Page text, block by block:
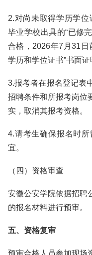
2.对尚未取得学历学
毕业学校出具的“已修
合格，2026年7月31
学历和学位证书”书面证
3.报考者在报名登记表
招聘条件和所报考岗位
实，取消其报考资格。
4.请考生确保报名时
宜。
（四）资格审查
安徽公安学院依据招聘
的报名材料进行预审。
五、资格复审
预审合格人员参加现场